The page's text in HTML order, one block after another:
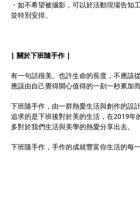
・如不希望被攝影，可以於活動現場告知
並特別安排。
| 關於下班隨手作 |
有一句話很美。也許生命的長度，不應該
應該由自己覺得開心值得的一刻一秒累加而
下班隨手作，由一群熱愛生活與創作的設
追求的是下班後對於美的生活，在2019年
多對於我們生活與美學的熱愛分享出去。
下班隨手作，手作的成就豐富你生活的每一